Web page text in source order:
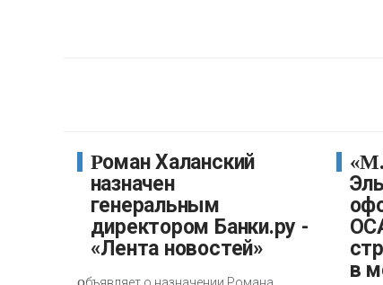
Роман Халанский
назначен
генеральным
директором Банки.ру -
«Лента новостей»
о
«М.Видео-
в